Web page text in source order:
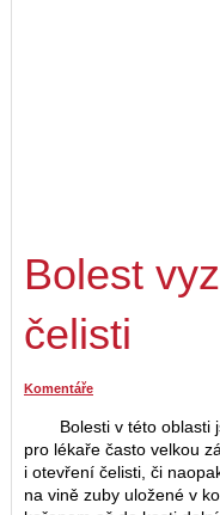
Bolest
čelisti
Komentáře
Bolesti v této oblasti
pro lékaře často velkou
i otevření čelisti, či
na vině zuby uložené v